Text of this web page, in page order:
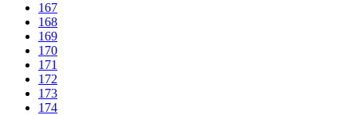
167
168
169
170
171
172
173
174